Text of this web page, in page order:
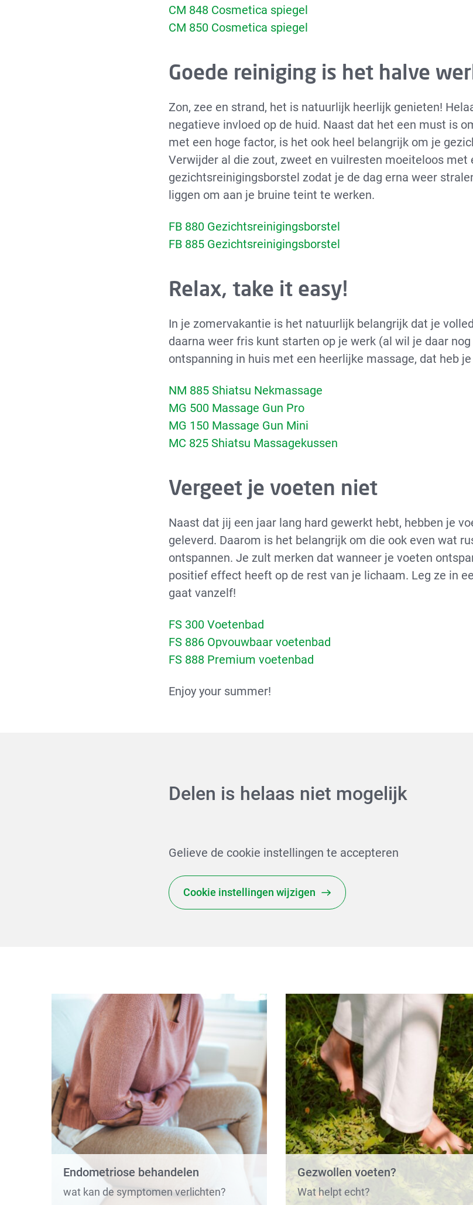
CM 848 Cosmetica spiegel
CM 850 Cosmetica spiegel
Goede reiniging is het halve
Zon, zee en strand, het is natuurlijk heerlijk genieten!
negatieve invloed op de huid. Naast dat het een must is
met een hoge factor, is het ook heel belangrijk om je
Verwijder al die zout, zweet en vuilresten moeiteloos met
gezichtsreinigingsborstel zodat je de dag erna weer
liggen om aan je bruine teint te werken.
FB 880 Gezichtsreinigingsborstel
FB 885 Gezichtsreinigingsborstel
Relax, take it easy!
In je zomervakantie is het natuurlijk belangrijk dat je
daarna weer fris kunt starten op je werk (al wil je daar
ontspanning in huis met een heerlijke massage, dat heb
NM 885 Shiatsu Nekmassage
MG 500 Massage Gun Pro
MG 150 Massage Gun Mini
MC 825 Shiatsu Massagekussen
Vergeet je voeten niet
Naast dat jij een jaar lang hard gewerkt hebt, hebben je
geleverd. Daarom is het belangrijk om die ook even wat
ontspannen. Je zult merken dat wanneer je voeten
positief effect heeft op de rest van je lichaam. Leg ze in
gaat vanzelf!
FS 300 Voetenbad
FS 886 Opvouwbaar voetenbad
FS 888 Premium voetenbad
Enjoy your summer!
Delen is helaas niet mogelijk
Gelieve de cookie instellingen te accepteren
Cookie instellingen wijzigen
Endometriose behandelen
wat kan de symptomen verlichten?
Gezwollen voeten?
Wat helpt echt?